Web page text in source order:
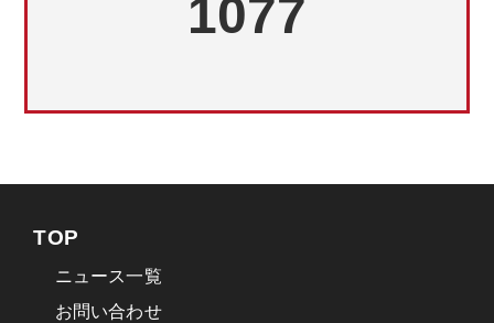
1077
TOP
ニュース一覧
お問い合わせ